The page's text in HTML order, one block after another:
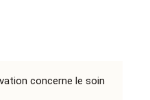
concerne le soin